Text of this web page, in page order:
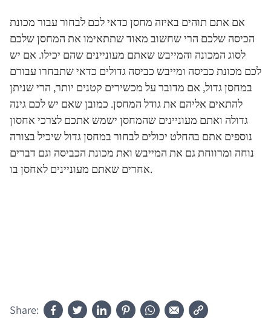
אם אתם תוהים באיזה מחסן כדאי לכם לבחור עבור מכונת
הכיסה שלכם הרי שחשוב מאוד שתתאימו את המחסן שלכם
לסוג המכונה והמייבש שאתם מעוניינים שהם יכילו. אם יש
לכם מכונת כביסה ומייבש כביסה גדולים כדאי שתבחרו עבורם
במחסן גדול, אם מדובר על מכשירים קטנים יותר, הרי שניתן
להתאים אליהם את גודל המחסן. כמובן שאם יש לכם גינה
גדולה ואתם מעוניינים שהמחסן ישמש אתכם לצרכי אחסון
נוספים אתם בהחלט יכולים לבחור במחסן גדול שיכיל בצורה
נוחה ומרווחת גם את המייבש ואת מכונת הכביסה וגם דברים
אחרים שאתם מעוניינים לאחסן בו.
Share: